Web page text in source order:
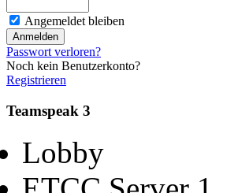
Angemeldet bleiben
Passwort verloren?
Noch kein Benutzerkonto?
Registrieren
Teamspeak 3
Lobby